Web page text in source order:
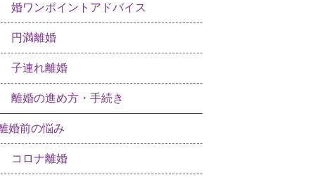
婚ワンポイントアドバイス
円満離婚
子連れ離婚
離婚の進め方・手続き
婚前の悩み
コロナ離婚